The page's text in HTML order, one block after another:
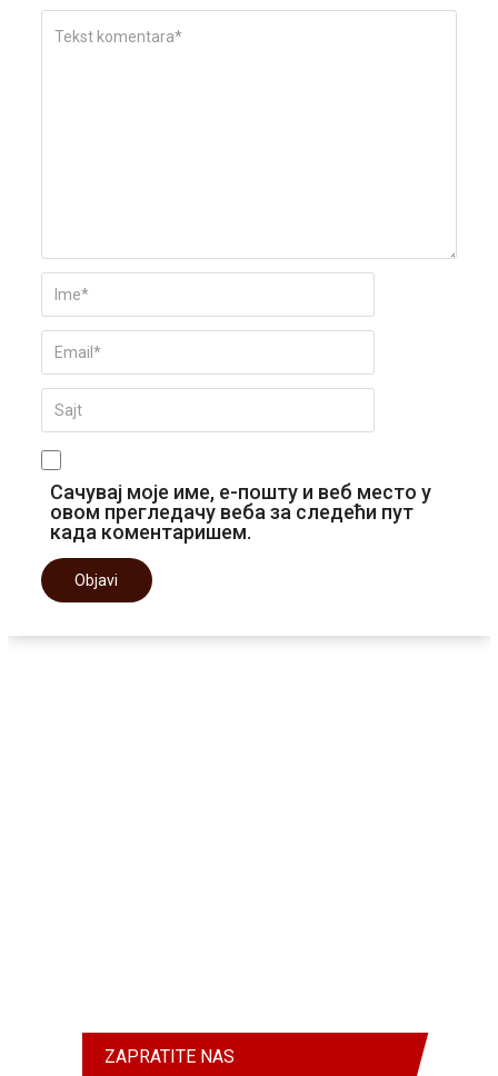
Сачувај моје име, е-пошту и веб место у
овом прегледачу веба за следећи пут
када коментаришем.
ZAPRATITE NAS